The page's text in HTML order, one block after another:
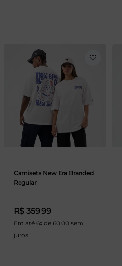
Camiseta New Era Branded
Regular
R$ 359,99
Em até 6x de 60,00 sem
juros